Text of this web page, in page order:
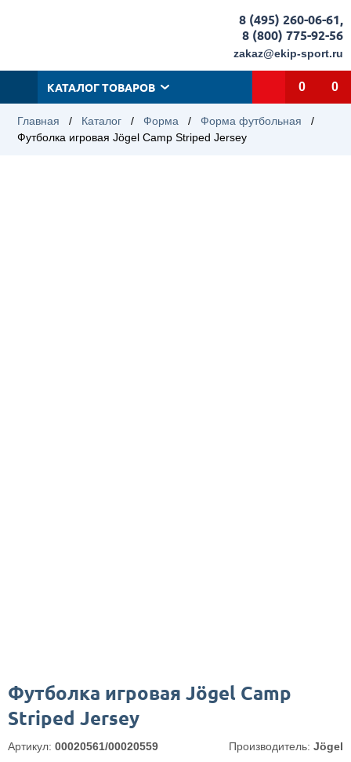
8 (495) 260-06-61,
8 (800) 775-92-56
zakaz@ekip-sport.ru
КАТАЛОГ ТОВАРОВ 0 0
Главная / Каталог / Форма / Форма футбольная
/
Футболка игровая Jögel Camp Striped Jersey
Футболка игровая Jögel Camp
Striped Jersey
Артикул: 00020561/00020559 Производитель: Jögel